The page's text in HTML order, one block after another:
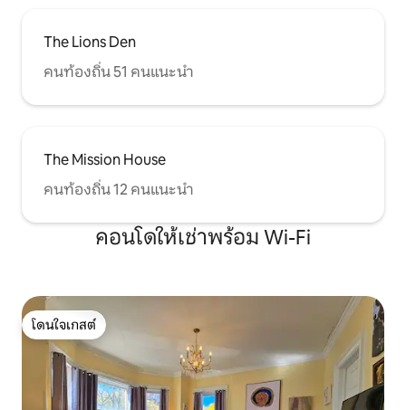
The Lions Den
คนท้องถิ่น 51 คนแนะนำ
The Mission House
คนท้องถิ่น 12 คนแนะนำ
คอนโดให้เช่าพร้อม Wi-Fi
โดนใจเกสต์
โดนใจเกสต์